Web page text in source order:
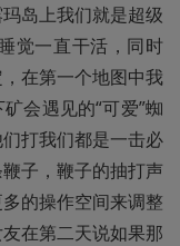
岛上我们就是超级
觉一直干活，同时
在第一个地图中我
会遇见的“可爱”蜘
打我们都是一击必
子，鞭子的抽打声
的操作空间来调整
在第二天说如果那